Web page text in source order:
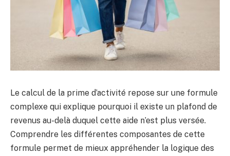
Le calcul de la prime d’activité repose sur une formule
complexe qui explique pourquoi il existe un plafond de
revenus au-delà duquel cette aide n’est plus versée.
Comprendre les différentes composantes de cette
formule permet de mieux appréhender la logique des